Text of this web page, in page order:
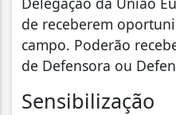
de receberem
campo. Poderão
de Defensora ou
Sensibilização